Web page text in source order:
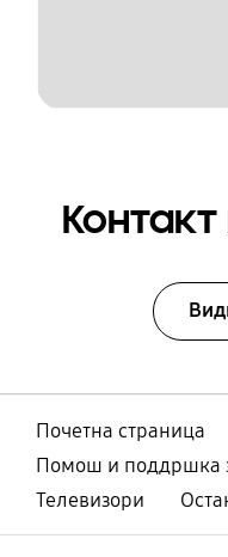
Почетна страница
Помош и поддршка
Телевизори